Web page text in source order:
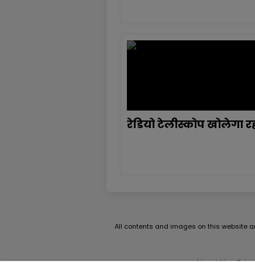
रेडियो टेलीस्कोप खोलेगा
All contents and images on this website